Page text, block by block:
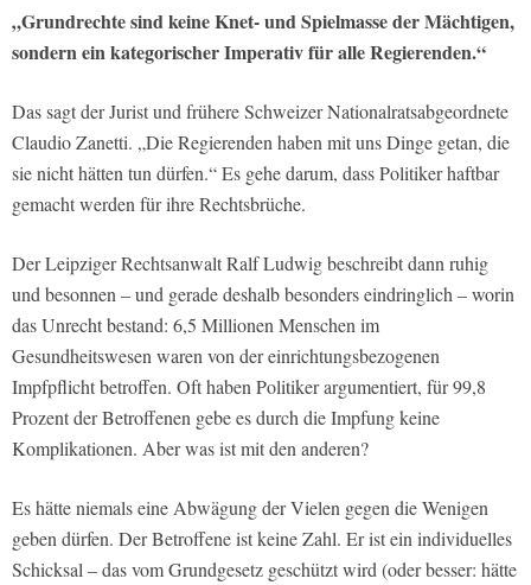
„Grundrechte sind keine Knet- und Spielmasse der Mächtigen,
sondern ein kategorischer Imperativ für alle Regierenden.“
Das sagt der Jurist und frühere Schweizer Nationalratsabgeordnete
Claudio Zanetti. „Die Regierenden haben mit uns Dinge getan, die
sie nicht hätten tun dürfen.“ Es gehe darum, dass Politiker haftbar
gemacht werden für ihre Rechtsbrüche.
Der Leipziger Rechtsanwalt Ralf Ludwig beschreibt dann ruhig
und besonnen – und gerade deshalb besonders eindringlich – worin
das Unrecht bestand: 6,5 Millionen Menschen im
Gesundheitswesen waren von der einrichtungsbezogenen
Impfpflicht betroffen. Oft haben Politiker argumentiert, für 99,8
Prozent der Betroffenen gebe es durch die Impfung keine
Komplikationen. Aber was ist mit den anderen?
Es hätte niemals eine Abwägung der Vielen gegen die Wenigen
geben dürfen. Der Betroffene ist keine Zahl. Er ist ein individuelles
Schicksal – das vom Grundgesetz geschützt wird (oder besser: hätte